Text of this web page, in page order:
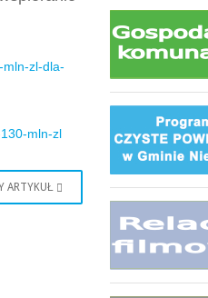
zl-dla-
mln-zl
ARTYKUŁ